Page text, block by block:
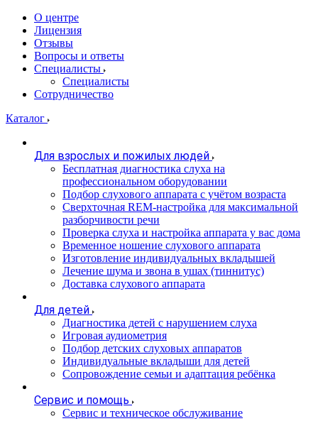
О центре
Лицензия
Отзывы
Вопросы и ответы
Специалисты
Специалисты
Сотрудничество
Каталог
Для взрослых и пожилых людей
Бесплатная диагностика слуха на
профессиональном оборудовании
Подбор слухового аппарата с учётом возраста
Сверхточная REM-настройка для максимальной
разборчивости речи
Проверка слуха и настройка аппарата у вас дома
Временное ношение слухового аппарата
Изготовление индивидуальных вкладышей
Лечение шума и звона в ушах (тиннитус)
Доставка слухового аппарата
Для детей
Диагностика детей с нарушением слуха
Игровая аудиометрия
Подбор детских слуховых аппаратов
Индивидуальные вкладыши для детей
Сопровождение семьи и адаптация ребёнка
Сервис и помощь
Сервис и техническое обслуживание